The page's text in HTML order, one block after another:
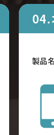
04.
製品